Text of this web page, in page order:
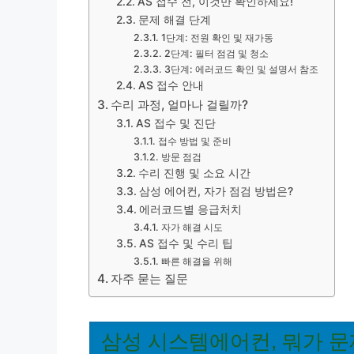
문제 해결 단계
1단계: 전원 확인 및 재가동
2단계: 필터 점검 및 청소
3단계: 에러코드 확인 및 설명서 참조
AS 접수 안내
수리 과정, 얼마나 걸릴까?
AS 접수 및 진단
접수 방법 및 준비
방문 점검
수리 진행 및 소요 시간
삼성 에어컨, 자가 점검 방법은?
에러코드별 응급처치
자가 해결 시도
AS 접수 및 수리 팁
빠른 해결을 위해
자주 묻는 질문
삼성 시스템에어컨, 뭐가